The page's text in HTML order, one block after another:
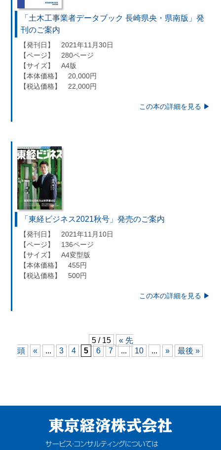
「土木工事業者データブック 長崎県央・県南版」発
刊のご案内
【発刊日】 2021年11月30日
【ページ】 280ページ
【サイズ】 A4版
【本体価格】 20,000円
【税込価格】 22,000円
この本の詳細を見る ▶︎
「東経ビジネス2021秋号」発売のご案内
【発刊日】 2021年11月10日
【ページ】 136ページ
【サイズ】 A4変型版
【本体価格】 455円
【税込価格】 500円
この本の詳細を見る ▶︎
5 / 15
« 先
頭
« ... 3 4 5 6 7 ... 10 ... » 最後 »